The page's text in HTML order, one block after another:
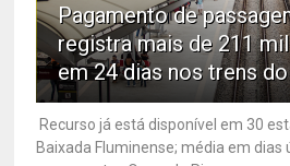
Pagamento de
registra mais de 211
em 24 dias nos trens
Recurso já está disponível em 30
Baixada Fluminense; média em dias